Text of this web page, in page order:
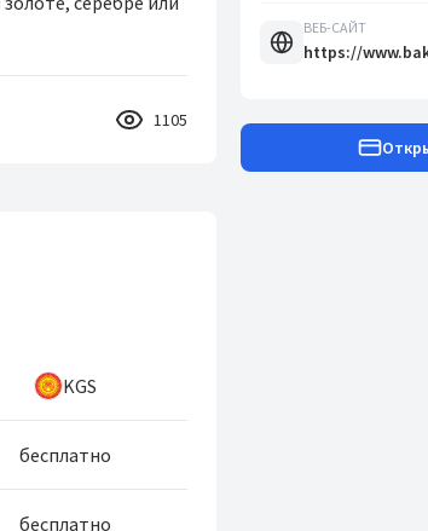
1105
KGS
бесплатно
бесплатно
ВЕБ-САЙТ
https://